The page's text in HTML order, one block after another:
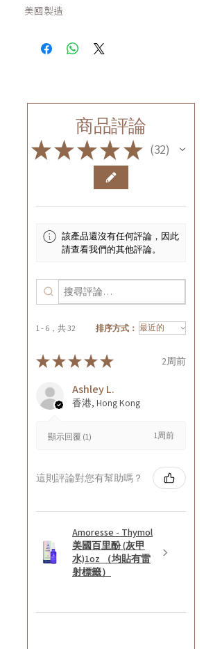
美國製造
商品評論
★★★★★ 32
32
該產品還沒有任何評論，因此
請查看我們的其他評論。
1 - 6，共 32 排序方式：
★★★★★ 2周前
Ashley L.
香港, Hong Kong
顯示回覆 (1) 1周前
這則評論對您有幫助嗎？
Amoresse - Thymol
美國百里酚 (灰甲
水)1oz （均貼有雷
射標籤）